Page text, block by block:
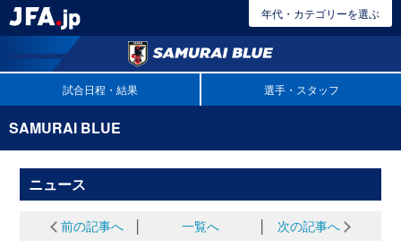
年代・カテゴリーを選ぶ
試合日程・結果 選手・スタッフ
SAMURAI BLUE
ニュース
前の記事へ 一覧へ 次の記事へ